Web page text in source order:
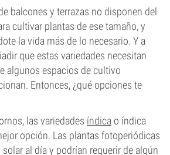
balcones y terrazas no disponen del
cultivar plantas de ese tamaño, y
la vida más de lo necesario. Y a
que estas variedades necesitan
algunos espacios de cultivo
Entonces, ¿qué opciones te
las variedades índica o índica
opción. Las plantas fotoperiódicas
al día y podrían requerir de algún